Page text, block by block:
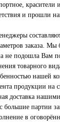
красители
и прошли
заказа. Мы
не подошла Вам
товарного
нашей
продукции на
доставка
большие партии
в